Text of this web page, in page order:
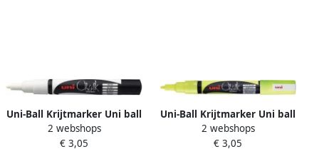
Uni-Ball Krijtmarker Uni ball
wit ronde punt van 0 9 1 3
mm
2 webshops
€ 3,05
Uni-Ball Krijtmarker Uni ball
fluo geel ronde punt van 0
9 1 3 mm
2 webshops
€ 3,05